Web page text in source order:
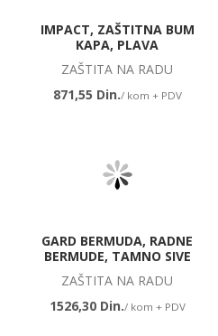
IMPACT, ZAŠTITNA BUM
KAPA, PLAVA
ZAŠTITA NA RADU
871,55 Din./ kom + PDV
GARD BERMUDA, RADNE
BERMUDE, TAMNO SIVE
ZAŠTITA NA RADU
1526,30 Din./ kom + PDV